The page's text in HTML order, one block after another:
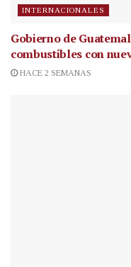
INTERNACIONALES
Gobierno de
combustibles con
HACE 2 SEMANAS